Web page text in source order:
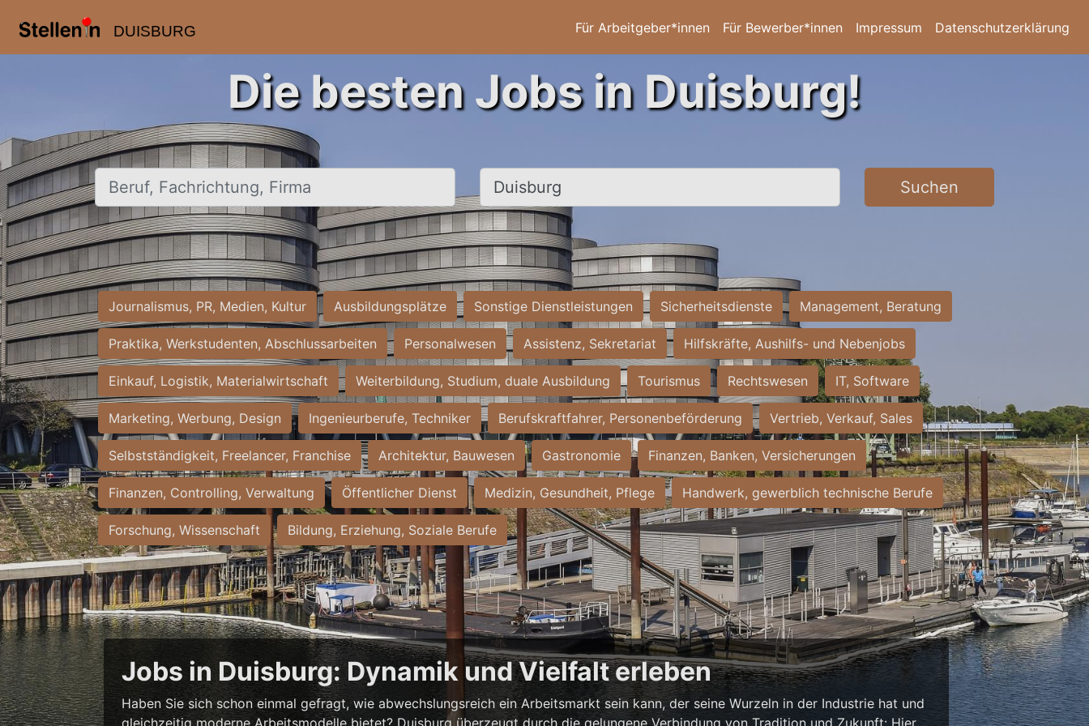
DUISBURG Für Arbeitgeber*innen Für Bewerber*innen Impressum Datenschutzerklärung
Die besten Jobs in Duisburg!
Beruf, Fachrichtung, Firma Ort, Stadt Suchen
Journalismus, PR, Medien, Kultur Ausbildungsplätze Sonstige Dienstleistungen Sicherheitsdienste Management, Beratung
Praktika, Werkstudenten, Abschlussarbeiten Personalwesen Assistenz, Sekretariat Hilfskräfte, Aushilfs- und Nebenjobs
Einkauf, Logistik, Materialwirtschaft Weiterbildung, Studium, duale Ausbildung Tourismus Rechtswesen IT, Software
Marketing, Werbung, Design Ingenieurberufe, Techniker Berufskraftfahrer, Personenbeförderung Vertrieb, Verkauf, Sales
Selbstständigkeit, Freelancer, Franchise Architektur, Bauwesen Gastronomie Finanzen, Banken, Versicherungen
Finanzen, Controlling, Verwaltung Öffentlicher Dienst Medizin, Gesundheit, Pflege Handwerk, gewerblich technische Berufe
Forschung, Wissenschaft Bildung, Erziehung, Soziale Berufe
Jobs in Duisburg: Dynamik und Vielfalt erleben
Haben Sie sich schon einmal gefragt, wie abwechslungsreich ein Arbeitsmarkt sein kann, der seine Wurzeln in der Industrie hat und